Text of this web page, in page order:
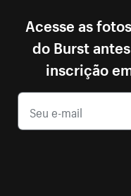
Acesse as
do Burst
inscrição